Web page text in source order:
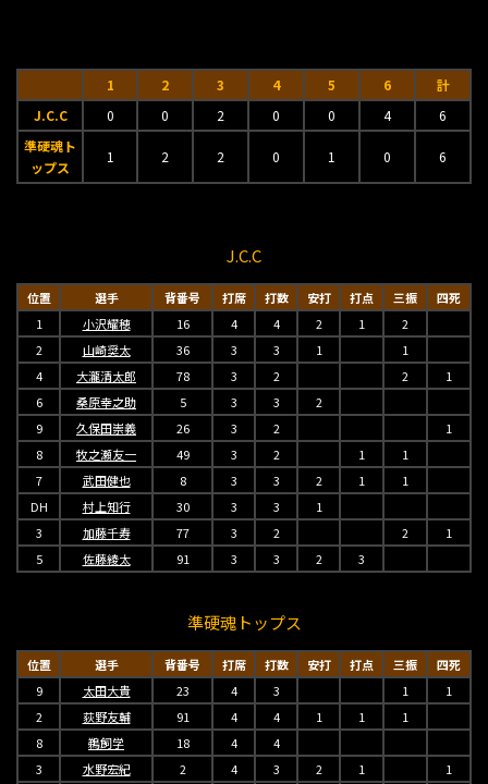
1 2 3 4 5 6
計
J.C.C
0 0 2 0 0 4
6
準硬魂ト
ップス
1 2 2 0 1 0 6
J.C.C
位置 選手 背番号 打席 打数 安打 打点 三振
四死
1
小沢耀穂 16 4 4 2 1
2
2
山崎奨太 36 3 3 1
1
4
大瀧清太郎 78 3 2 2
1
6
桑原幸之助 5 3 3
2
9
久保田崇義 26 3 2
1
8
牧之瀬友一 49 3 2 1
1
7
武田健也 8 3 3 2 1
1
DH
村上知行 30 3 3
1
3
加藤千寿 77 3 2 2
1
5
佐藤綾太 91 3 3 2 3
準硬魂トップス
位置 選手 背番号 打席 打数 安打 打点 三振
四死
9
太田大貴 23 4 3 1
1
2
荻野友輔 91 4 4 1 1
1
8
鵜飼学 18 4
4
3
水野宏紀 2 4 3 2 1
1